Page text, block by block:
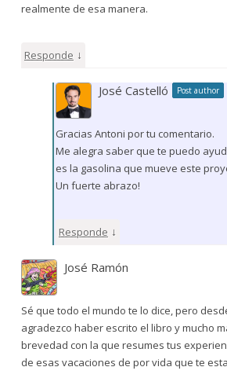
realmente de esa manera.
Responde ↓
José Castelló Post author
Gracias Antoni por tu comentario.
Me alegra saber que te puedo
es la gasolina que mueve este
Un fuerte abrazo!
Responde ↓
José Ramón
Sé que todo el mundo te lo dice, pero
agradezco haber escrito el libro y mucho
brevedad con la que resumes tus
de esas vacaciones de por vida que te